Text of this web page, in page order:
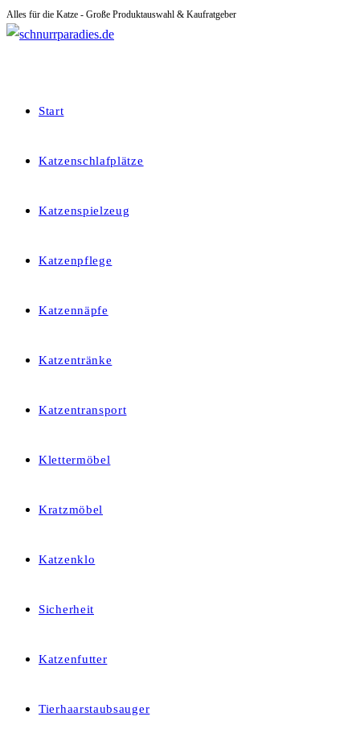
Zum
Inhalt
Alles für die Katze - Große Produktauswahl & Kaufratgeber
Start
Katzenschlafplätze
Katzenspielzeug
Katzenpflege
Katzennäpfe
Katzentränke
Katzentransport
Klettermöbel
Kratzmöbel
Katzenklo
Sicherheit
Katzenfutter
Tierhaarstaubsauger